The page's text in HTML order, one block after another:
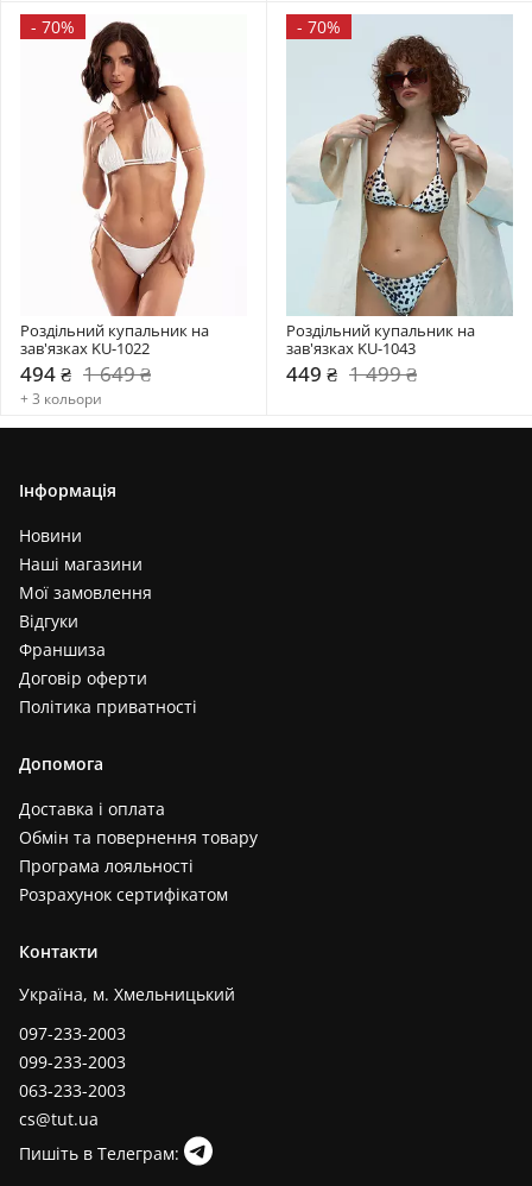
- 70%
Роздільний купальник на
зав'язках KU-1022
494 ₴ 1 649 ₴
+ 3 кольори
- 70%
Роздільний купальник на
зав'язках KU-1043
449 ₴ 1 499 ₴
Інформація
Новини
Наші магазини
Мої замовлення
Відгуки
Франшиза
Договір оферти
Політика приватності
Допомога
Доставка і оплата
Обмін та повернення товару
Програма лояльності
Розрахунок сертифікатом
Контакти
Україна, м. Хмельницький
097-233-2003
099-233-2003
063-233-2003
cs@tut.ua
Пишіть в Телеграм: